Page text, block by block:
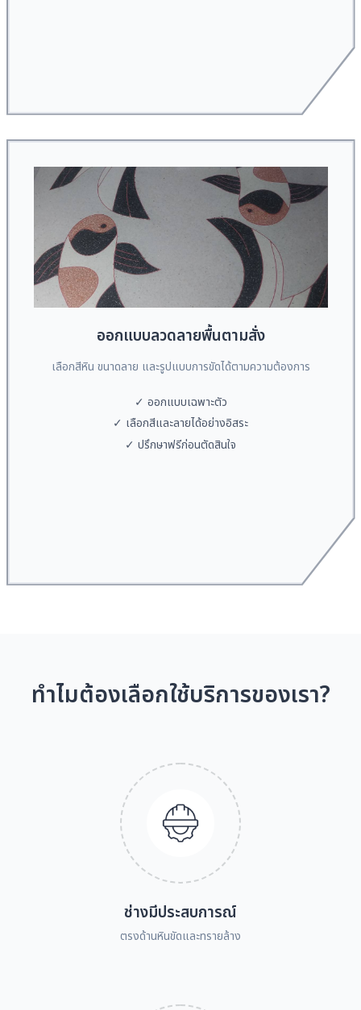
ออกแบบลวดลายพื้นตามสั่ง
เลือกสีหิน ขนาดลาย และรูปแบบการขัดได้ตามความต้องการ
✓ ออกแบบเฉพาะตัว
✓ เลือกสีและลายได้อย่างอิสระ
✓ ปรึกษาฟรีก่อนตัดสินใจ
ทำไมต้องเลือกใช้บริการของเรา?
ช่างมีประสบการณ์
ตรงด้านหินขัดและทรายล้าง